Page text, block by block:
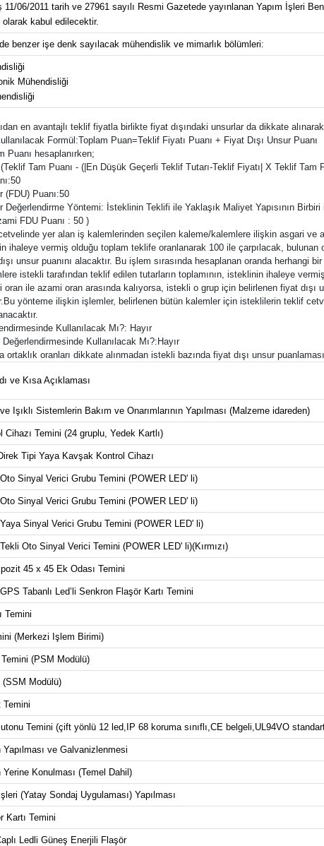
11/06/2011 tarih ve 27961 sayılı Resmi Gazetede yayınlanan Yapım İşleri
kabul edilecektir.
benzer işe denk sayılacak mühendislik ve mimarlık bölümleri:
Mühendisliği
en avantajlı teklif fiyatla birlikte fiyat dışındaki unsurlar da dikkate
Formül:Toplam Puan=Teklif Fiyatı Puanı + Fiyat Dışı Unsur Puanı
Puanı hesaplanırken;
Tam Puanı - (|En Düşük Geçerli Teklif Tutarı-Teklif Fiyatı| X Teklif Tam
(FDU) Puanı:50
Değerlendirme Yöntemi: İsteklinin Teklifi ile Yaklaşık Maliyet Yapısının
FDU Puanı : 50 )
yer alan iş kalemlerinden seçilen kaleme/kalemlere ilişkin asgari
ihaleye vermiş olduğu toplam teklife oranlanarak 100 ile çarpılacak,
unsur puanını alacaktır. Bu işlem sırasında hesaplanan oranda herhangi
istekli tarafından teklif edilen tutarların toplamının, isteklinin ihaleye
oran ile azami oran arasında kalıyorsa, istekli o grup için belirlenen fiyat
yönteme ilişkin işlemler, belirlenen bütün kalemler için isteklilerin teklif
Kullanılacak Mı?: Hayır
Kullanılacak Mı?:Hayır
ortaklık oranları dikkate alınmadan istekli bazında fiyat dışı unsur
ve Kısa Açıklaması
Işıklı Sistemlerin Bakım ve Onarımlarının Yapılması (Malzeme idareden)
Cihazı Temini (24 gruplu, Yedek Kartlı)
Tipi Yaya Kavşak Kontrol Cihazı
Sinyal Verici Grubu Temini (POWER LED' li)
Sinyal Verici Grubu Temini (POWER LED' li)
Sinyal Verici Grubu Temini (POWER LED' li)
Oto Sinyal Verici Temini (POWER LED' li)(Kırmızı)
45 x 45 Ek Odası Temini
Tabanlı Led’li Senkron Flaşör Kartı Temini
Temini
(Merkezi Işlem Birimi)
(PSM Modülü)
Modülü)
Temini
Temini (çift yönlü 12 led,IP 68 koruma sınıflı,CE belgeli,UL94VO
Yapılması ve Galvanizlenmesi
Yerine Konulması (Temel Dahil)
(Yatay Sondaj Uygulaması) Yapılması
Kartı Temini
Ledli Güneş Enerjili Flaşör